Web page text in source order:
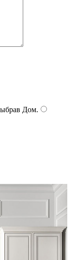
Дом.